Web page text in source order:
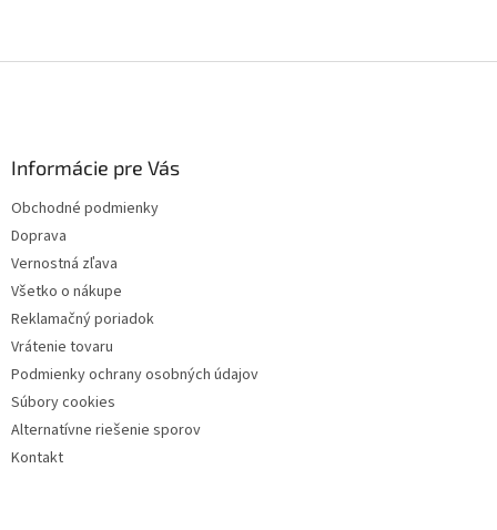
Informácie pre Vás
Obchodné podmienky
Doprava
Vernostná zľava
Všetko o nákupe
Reklamačný poriadok
Vrátenie tovaru
Podmienky ochrany osobných údajov
Súbory cookies
Alternatívne riešenie sporov
Kontakt